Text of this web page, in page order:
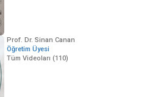
Prof. Dr. Sinan Canan
Öğretim Üyesi
Tüm Videoları (110)